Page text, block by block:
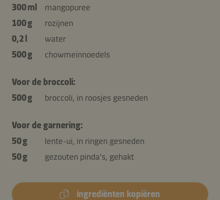
300 ml
mangopuree
100 g
rozijnen
0,2 l
water
500 g
chowmeinnoedels
Voor de broccoli:
500 g
broccoli, in roosjes gesneden
Voor de garnering:
50 g
lente-ui, in ringen gesneden
50 g
gezouten pinda's, gehakt
ingrediënten kopiëren